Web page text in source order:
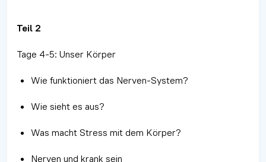
Teil 2
Tage 4-5: Unser Körper
Wie funktioniert das Nerven-System?
Wie sieht es aus?
Was macht Stress mit dem Körper?
Nerven und krank sein